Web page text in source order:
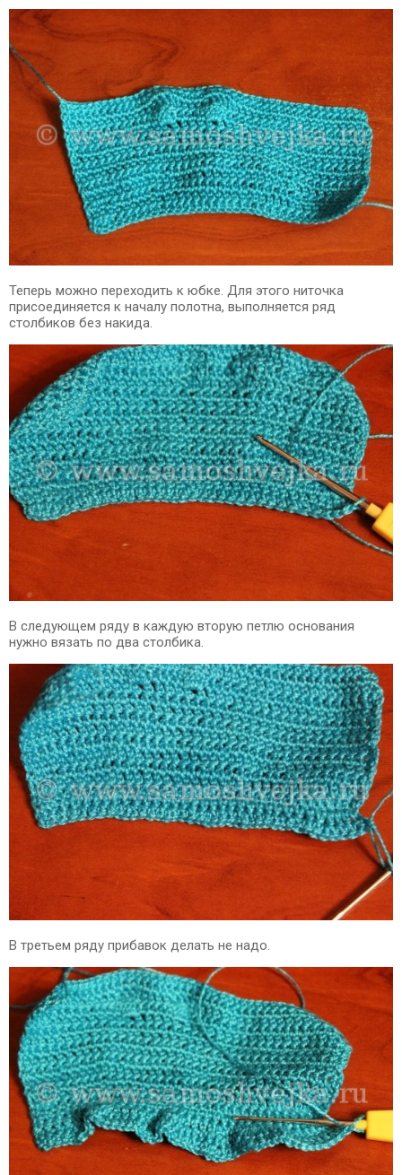
Теперь можно переходить к юбке. Для этого ниточка
присоединяется к началу полотна, выполняется ряд
столбиков без накида.
В следующем ряду в каждую вторую петлю основания
нужно вязать по два столбика.
В третьем ряду прибавок делать не надо.